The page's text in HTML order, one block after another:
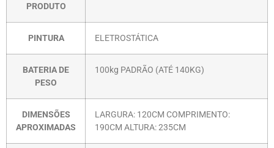
PRODUTO
PINTURA ELETROSTÁTICA
BATERIA DE
PESO
100kg PADRÃO (ATÉ 140KG)
DIMENSÕES
APROXIMADAS
LARGURA: 120CM COMPRIMENTO:
190CM ALTURA: 235CM